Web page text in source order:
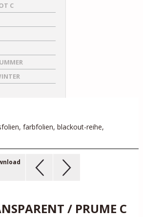
C
farbfolien, blackout-reihe,
/ PRUME C